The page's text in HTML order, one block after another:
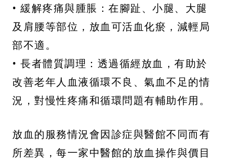
• 緩解疼痛與腫脹：在腳趾、小腿、大腿
及肩腰等部位，放血可活血化瘀，減輕局
部不適。
• 長者體質調理：透過循經放血，有助於
改善老年人血液循環不良、氣血不足的情
況，對慢性疼痛和循環問題有輔助作用。
放血的服務情況會因診症與醫館不同而有
所差異，每一家中醫館的放血操作與價目